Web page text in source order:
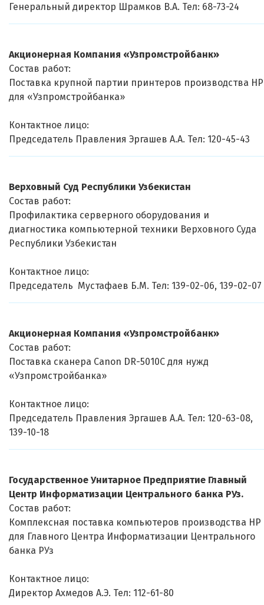
Генеральный директор Шрамков В.А. Тел: 68-73-24
Акционерная Компания «Узпромстройбанк»
Состав работ:
Поставка крупной партии принтеров производства HP
для «Узпромстройбанка»
Контактное лицо:
Председатель Правления Эргашев А.А. Тел: 120-45-43
Верховный Суд Республики Узбекистан
Состав работ:
Профилактика серверного оборудования и
диагностика компьютерной техники Верховного Суда
Республики Узбекистан
Контактное лицо:
Председатель Мустафаев Б.М. Тел: 139-02-06, 139-02-07
Акционерная Компания «Узпромстройбанк»
Состав работ:
Поставка сканера Canon DR-5010C для нужд
«Узпромстройбанка»
Контактное лицо:
Председатель Правления Эргашев А.А. Тел: 120-63-08,
139-10-18
Государственное Унитарное Предприятие Главный
Центр Информатизации Центрального банка РУз.
Состав работ:
Комплексная поставка компьютеров производства HP
для Главного Центра Информатизации Центрального
банка РУз
Контактное лицо:
Директор Ахмедов А.Э. Тел: 112-61-80